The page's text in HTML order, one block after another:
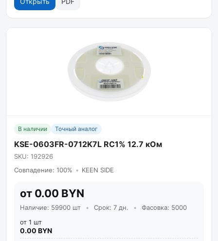
В наличии Точный аналог
KSE-0603FR-0712K7L RC1% 12.7 кОм
SKU: 192926
Совпадение: 100% • KEEN SIDE
от 0.00 BYN
Наличие: 59900 шт • Срок: 7 дн. •
Фасовка: 5000
от 1 шт
0.00 BYN